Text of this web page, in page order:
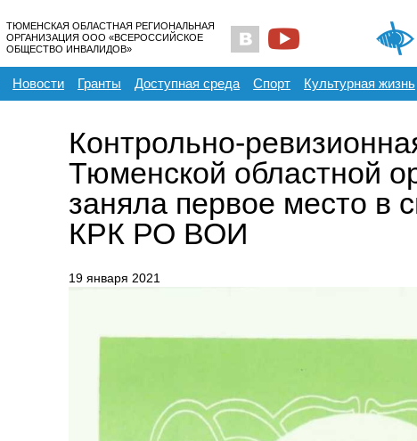
ТЮМЕНСКАЯ ОБЛАСТНАЯ РЕГИОНАЛЬНАЯ
ОРГАНИЗАЦИЯ ООО «ВСЕРОССИЙСКОЕ
ОБЩЕСТВО ИНВАЛИДОВ»
Новости Гранты Доступная среда Спорт Культурная жизнь
Контрольно-
Тюменской областной
заняла первое место в
КРК РО ВОИ
19 января 2021